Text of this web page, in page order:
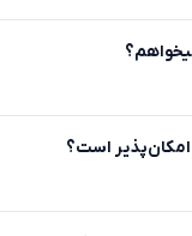
امکان‌پذیر است؟